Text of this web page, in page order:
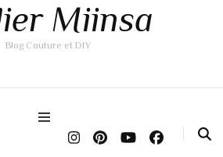
Miinsa
Blog Couture et DIY